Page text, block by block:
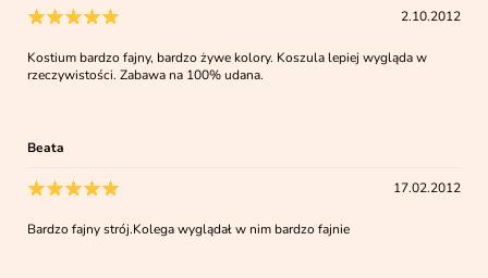
2.10.2012
Kostium bardzo fajny, bardzo żywe kolory. Koszula lepiej wygląda w
rzeczywistości. Zabawa na 100% udana.
Beata
17.02.2012
Bardzo fajny strój.Kolega wyglądał w nim bardzo fajnie